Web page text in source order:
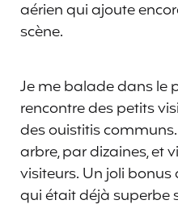
aérien qui ajoute
scène.
Je me balade dans le
rencontre des petits
des ouistitis
arbre, par dizaines, et
visiteurs. Un joli
qui était déjà superbe